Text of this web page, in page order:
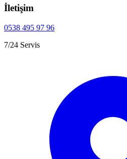
İletişim
0538 495 97 96
7/24 Servis